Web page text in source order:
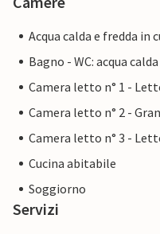
Acqua calda e fredda in
Bagno - WC: acqua
Camera letto n° 1 -
Camera letto n° 2 -
Camera letto n° 3 -
Cucina abitabile
Soggiorno
Servizi